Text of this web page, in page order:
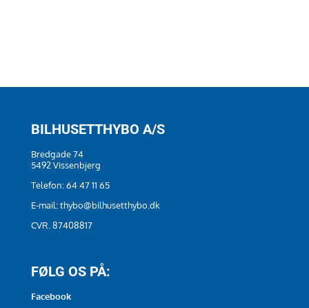
BILHUSETTHYBO A/S
Bredgade 74
5492 Vissenbjerg
Telefon:64 47 11 65
E-mail:thybo@bilhusetthybo.dk
CVR. 87408817
FØLG OS PÅ:
Facebook